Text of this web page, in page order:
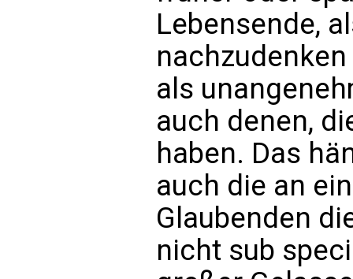
Lebensende,
als
auch denen,
haben. Das
auch die an
Glaubenden
nicht sub